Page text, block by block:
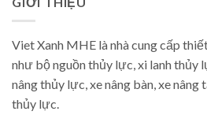
Viet Xanh MHE là nhà cung cấp
như bộ nguồn thủy lực, xi lanh thủy
nâng thủy lực, xe nâng bàn, xe nâng
thủy lực.